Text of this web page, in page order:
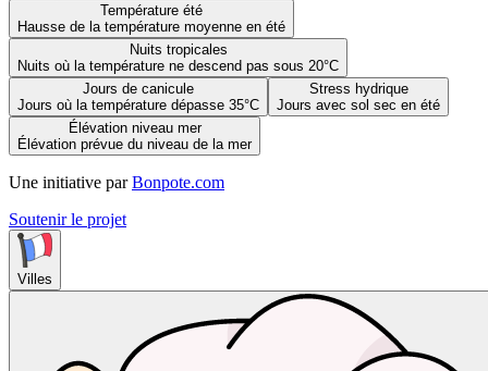
Température été
Hausse de la température moyenne en été
Nuits tropicales
Nuits où la température ne descend pas sous 20°C
Jours de canicule
Jours où la température dépasse 35°C
Stress hydrique
Jours avec sol sec en été
Élévation niveau mer
Élévation prévue du niveau de la mer
Une initiative par Bonpote.com
Soutenir le projet
Villes